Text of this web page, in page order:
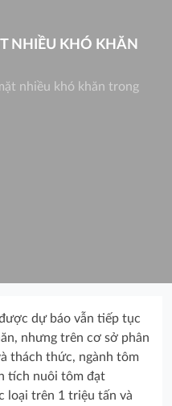
NHIỀU KHÓ KHĂN
nhiều khó khăn trong
dự báo vẫn tiếp tục
nhưng trên cơ sở phân
thách thức, ngành tôm
tích nuôi tôm đạt
loại trên 1 triệu tấn và